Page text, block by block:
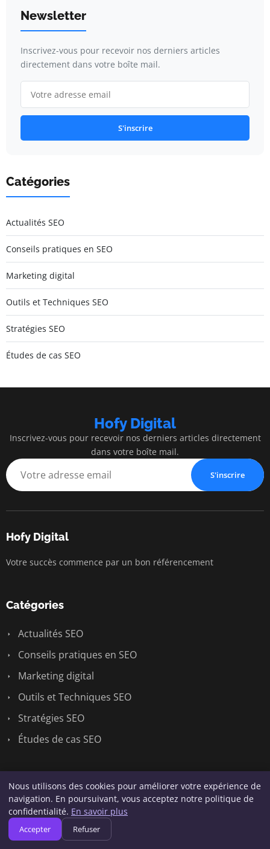
Newsletter
Inscrivez-vous pour recevoir nos derniers articles
directement dans votre boîte mail.
S'inscrire
Catégories
Actualités SEO
Conseils pratiques en SEO
Marketing digital
Outils et Techniques SEO
Stratégies SEO
Études de cas SEO
Hofy Digital
Inscrivez-vous pour recevoir nos derniers articles directement
dans votre boîte mail.
S'inscrire
Hofy Digital
Votre succès commence par un bon référencement
Catégories
Actualités SEO
Conseils pratiques en SEO
Marketing digital
Outils et Techniques SEO
Stratégies SEO
Études de cas SEO
Liens utiles
Contact
Informations
Nous utilisons des cookies pour améliorer votre expérience de
navigation. En poursuivant, vous acceptez notre politique de
confidentialité. En savoir plus
Accepter Refuser